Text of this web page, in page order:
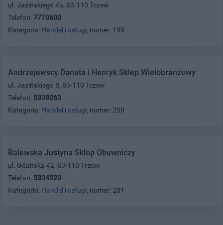
ul. Jasińskiego 4b, 83-110 Tczew
Telefon: 7770600
Kategoria: Handel i usługi, numer: 199
Andrzejewscy Danuta i Henryk Sklep Wielobranżowy
ul. Jasińskiego 8, 83-110 Tczew
Telefon: 5338063
Kategoria: Handel i usługi, numer: 200
Balewska Justyna Sklep Obuwniczy
ul. Gdańska 42, 83-110 Tczew
Telefon: 5324520
Kategoria: Handel i usługi, numer: 201